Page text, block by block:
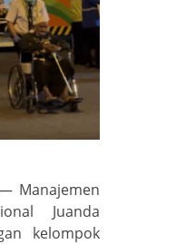
Manajemen
Juanda
kelompok